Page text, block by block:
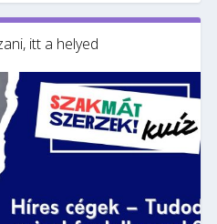
itt a helyed